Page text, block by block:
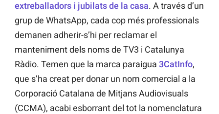
extreballadors i jubilats de la casa. A través d’un
grup de WhatsApp, cada cop més professionals
demanen adherir-s’hi per reclamar el
manteniment dels noms de TV3 i Catalunya
Ràdio. Temen que la marca paraigua 3CatInfo,
que s’ha creat per donar un nom comercial a la
Corporació Catalana de Mitjans Audiovisuals
(CCMA), acabi esborrant del tot la nomenclatura